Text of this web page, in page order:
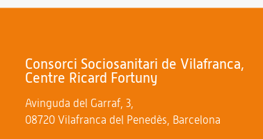
Consorci Sociosanitari de Vilafranca,
Centre Ricard Fortuny
Avinguda del Garraf, 3,
08720 Vilafranca del Penedès, Barcelona